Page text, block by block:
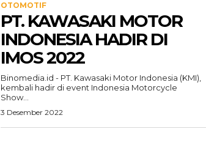
OTOMOTIF
PT. KAWASAKI MOTOR
INDONESIA HADIR DI
IMOS 2022
Binomedia.id - PT. Kawasaki Motor Indonesia (KMI),
kembali hadir di event Indonesia Motorcycle
Show...
3 Desember 2022